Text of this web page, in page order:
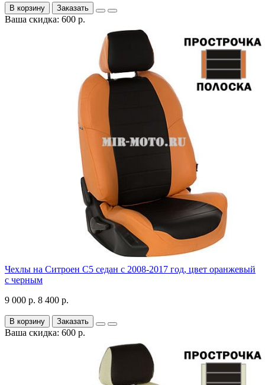
В корзину Заказать
Ваша скидка: 600 р.
Чехлы на Ситроен С5 седан с 2008-2017 год, цвет оранжевый
с черным
9 000 р. 8 400 р.
В корзину Заказать
Ваша скидка: 600 р.